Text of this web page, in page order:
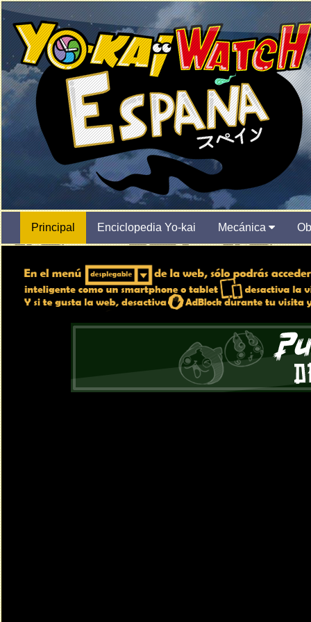
Principal Enciclopedia Yo-kai Mecánica